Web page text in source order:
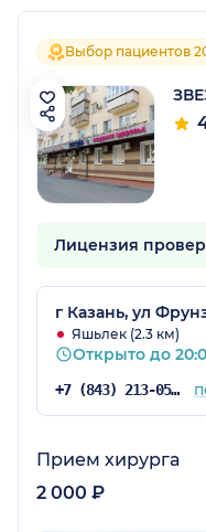
Выбор пациентов
Лицензия
г Казань, ул
Яшьлек (2.3 км)
Открыто до
+7 (843) 213-05-65
Прием хирурга
2 000 ₽